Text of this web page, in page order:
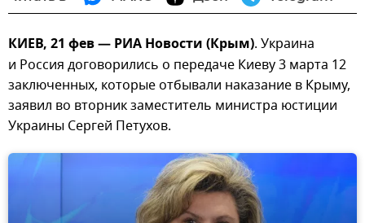
КИЕВ, 21 фев — РИА Новости (Крым). Украина
и Россия договорились о передаче Киеву 3 марта 12
заключенных, которые отбывали наказание в Крыму,
заявил во вторник заместитель министра юстиции
Украины Сергей Петухов.